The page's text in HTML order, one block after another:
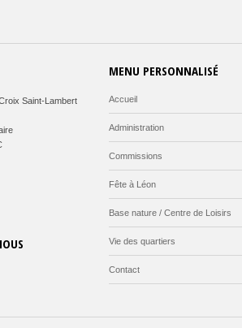
Saint-Lambert
MENU PERSONNALISÉ
Accueil
Administration
Commissions
Fête à Léon
Base nature / Centre de Loisirs
Vie des quartiers
Contact